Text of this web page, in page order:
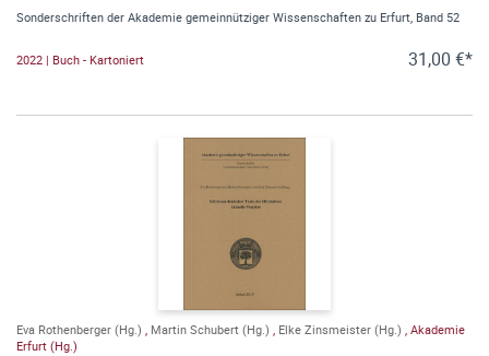
Sonderschriften der Akademie gemeinnütziger Wissenschaften zu Erfurt, Band 52
2022 | Buch - Kartoniert 31,00 €*
Eva Rothenberger (Hg.) , Martin Schubert (Hg.) , Elke Zinsmeister (Hg.) , Akademie
Erfurt (Hg.)